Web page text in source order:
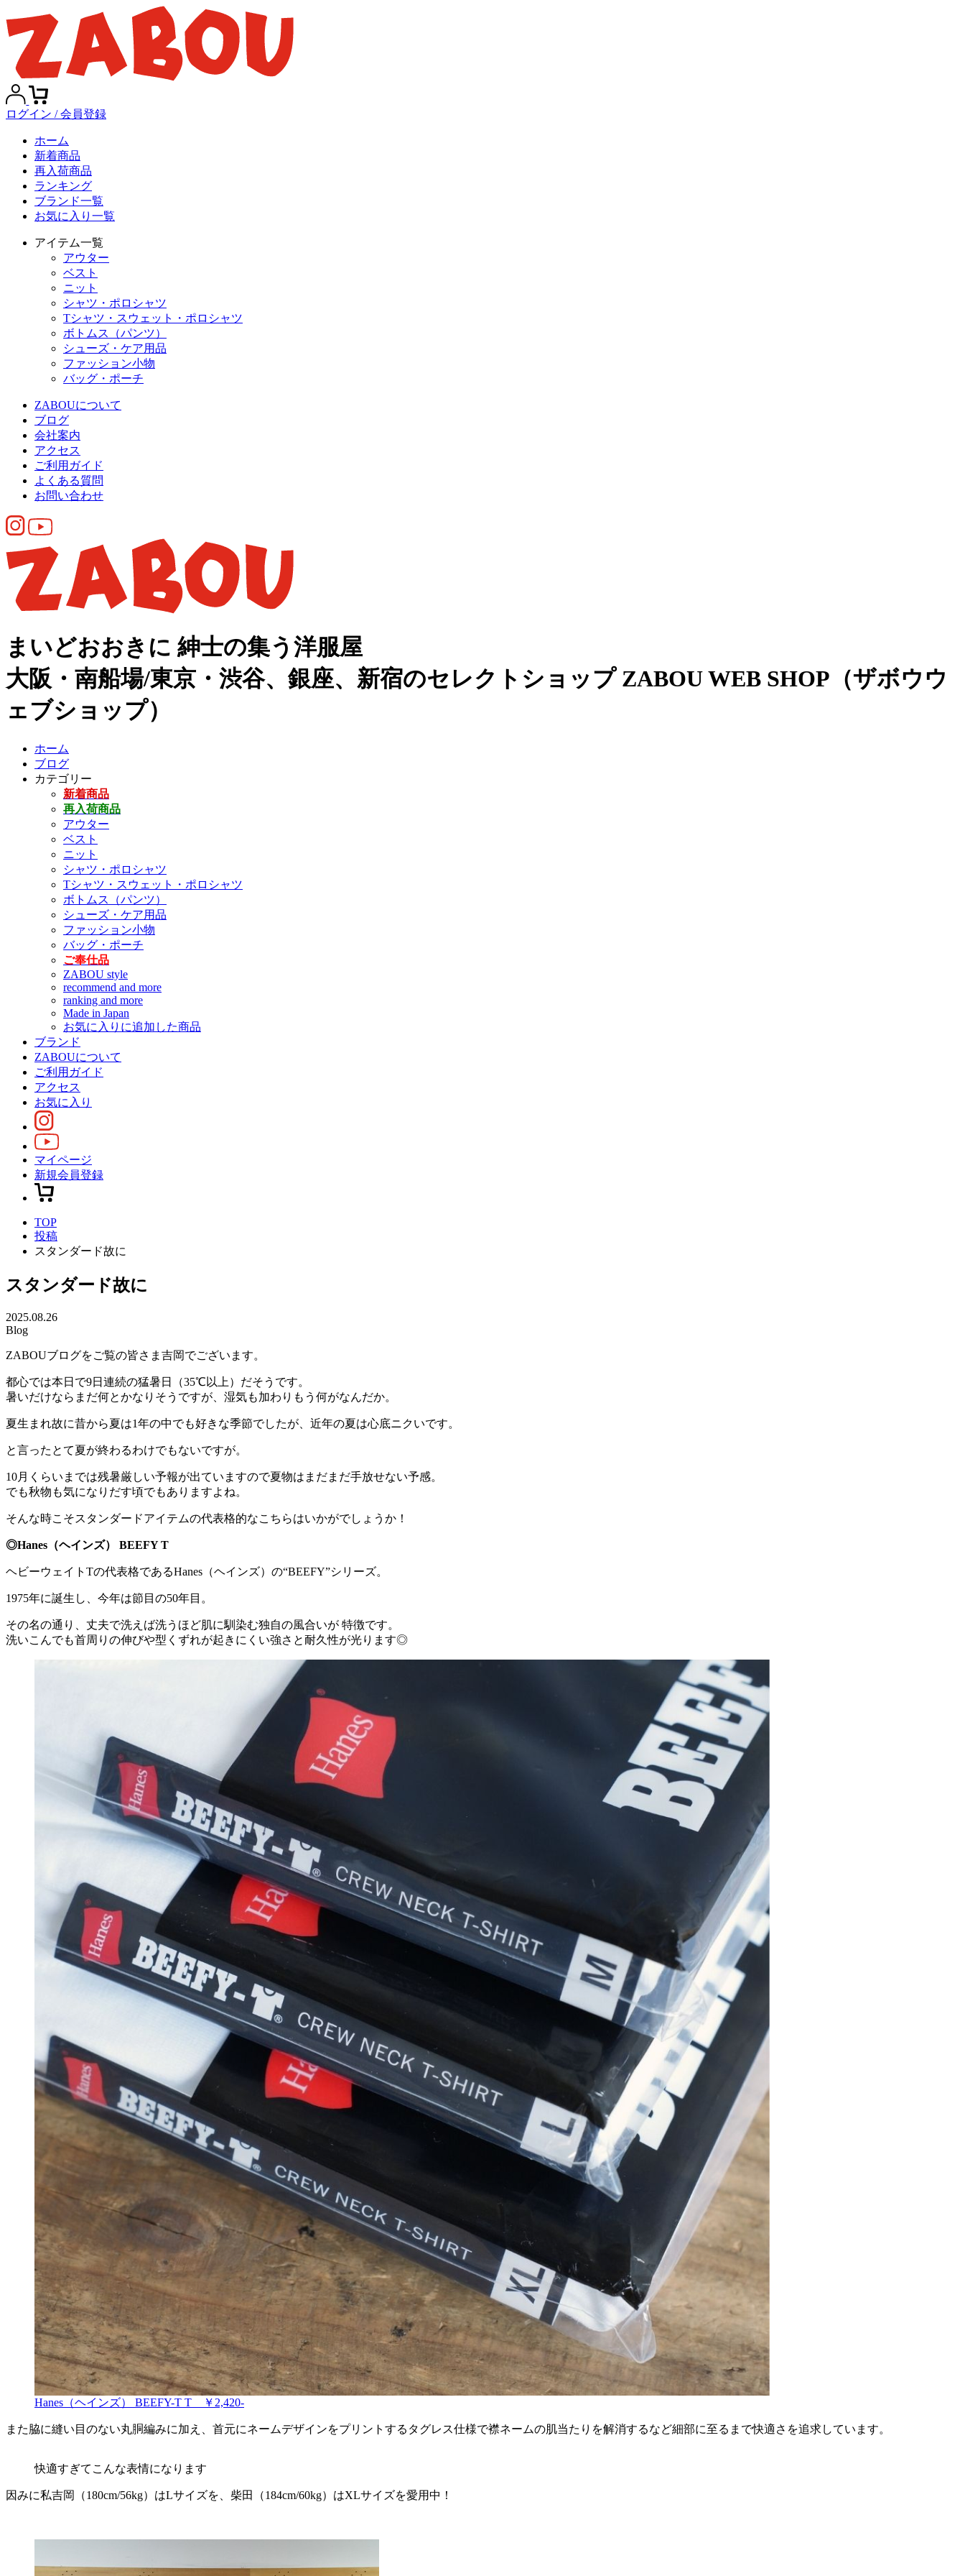
ログイン / 会員登録
ホーム
新着商品
再入荷商品
ランキング
ブランド一覧
お気に入り一覧
アイテム一覧
アウター
ベスト
ニット
シャツ・ポロシャツ
Tシャツ・スウェット・ポロシャツ
ボトムス（パンツ）
シューズ・ケア用品
ファッション小物
バッグ・ポーチ
ZABOUについて
ブログ
会社案内
アクセス
ご利用ガイド
よくある質問
お問い合わせ
まいどおおきに 紳士の集う洋服屋
大阪・南船場/東京・渋谷、銀座、新宿のセレクトショップ ZABOU WEB SHOP（ザボウウ
ェブショップ）
ホーム
ブログ
カテゴリー
新着商品
再入荷商品
アウター
ベスト
ニット
シャツ・ポロシャツ
Tシャツ・スウェット・ポロシャツ
ボトムス（パンツ）
シューズ・ケア用品
ファッション小物
バッグ・ポーチ
ご奉仕品
ZABOU style
recommend and more
ranking and more
Made in Japan
お気に入りに追加した商品
ブランド
ZABOUについて
ご利用ガイド
アクセス
お気に入り
マイページ
新規会員登録
TOP
投稿
スタンダード故に
スタンダード故に
2025.08.26
Blog
ZABOUブログをご覧の皆さま吉岡でございます。
都心では本日で9日連続の猛暑日（35℃以上）だそうです。
暑いだけならまだ何とかなりそうですが、湿気も加わりもう何がなんだか。
夏生まれ故に昔から夏は1年の中でも好きな季節でしたが、近年の夏は心底ニクいです。
と言ったとて夏が終わるわけでもないですが。
10月くらいまでは残暑厳しい予報が出ていますので夏物はまだまだ手放せない予感。
でも秋物も気になりだす頃でもありますよね。
そんな時こそスタンダードアイテムの代表格的なこちらはいかがでしょうか！
◎Hanes（ヘインズ） BEEFY T
ヘビーウェイトTの代表格であるHanes（ヘインズ）の“BEEFY”シリーズ。
1975年に誕生し、今年は節目の50年目。
その名の通り、丈夫で洗えば洗うほど肌に馴染む独自の風合いが 特徴です。
洗いこんでも首周りの伸びや型くずれが起きにくい強さと耐久性が光ります◎
Hanes（ヘインズ） BEEFY-T T ￥2,420-
また脇に縫い目のない丸胴編みに加え、首元にネームデザインをプリントするタグレス仕様で襟ネームの肌当たりを解消するなど細部に至るまで快適さを追求しています。
快適すぎてこんな表情になります
因みに私吉岡（180cm/56kg）はLサイズを、柴田（184cm/60kg）はXLサイズを愛用中！